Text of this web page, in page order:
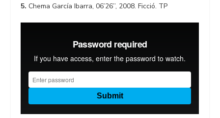
5. Chema García Ibarra, 06’26’’, 2008. Ficció. TP